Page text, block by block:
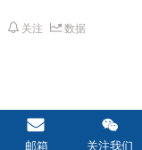
邮箱 关注我们
关注 数据